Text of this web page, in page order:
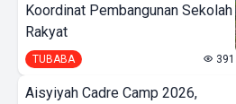
Koordinat Pembangunan Sekolah
Rakyat
TUBABA 391
Aisyiyah Cadre Camp 2026,